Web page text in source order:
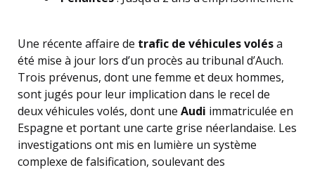
Une récente affaire de trafic de véhicules volésa
été mise à jour lors d’un procès au tribunal d’Auch.
Trois prévenus, dont une femme et deux hommes,
sont jugés pour leur implication dans le recel de
deux véhicules volés, dont une Audi immatriculée en
Espagne et portant une carte grise néerlandaise. Les
investigations ont mis en lumière un système
complexe de falsification, soulevant des